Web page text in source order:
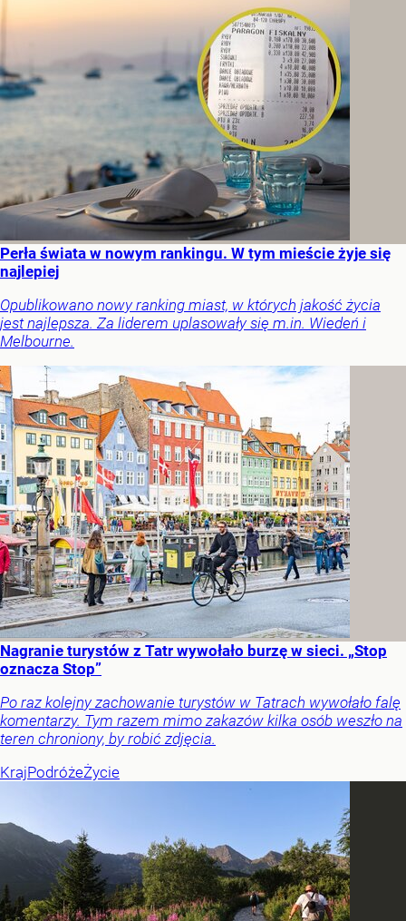
Perła świata w nowym rankingu. W tym mieście żyje się
najlepiej
Opublikowano nowy ranking miast, w których jakość życia
jest najlepsza. Za liderem uplasowały się m.in. Wiedeń i
Melbourne.
Nagranie turystów z Tatr wywołało burzę w sieci. „Stop
oznacza Stop”
Po raz kolejny zachowanie turystów w Tatrach wywołało falę
komentarzy. Tym razem mimo zakazów kilka osób weszło na
teren chroniony, by robić zdjęcia.
KrajPodróżeŻycie